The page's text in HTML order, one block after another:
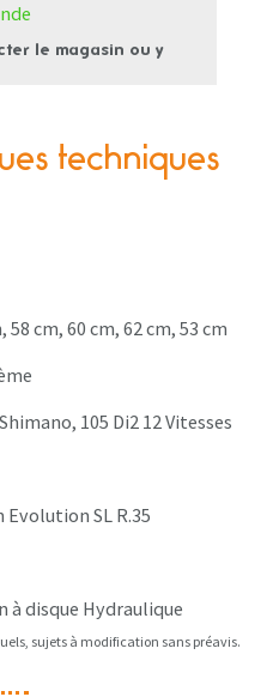
le magasin ou y
techniques
58 cm, 60 cm, 62 cm, 53 cm
Shimano, 105 Di2 12 Vitesses
Evolution SL R.35
à disque Hydraulique
sujets à modification sans préavis.